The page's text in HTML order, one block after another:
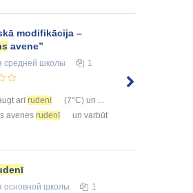
modifikācija –
avene”
средней школы 1
arīrudenī
(7°C) un ...
avenes rudenī
un varbūt
основной школы 1